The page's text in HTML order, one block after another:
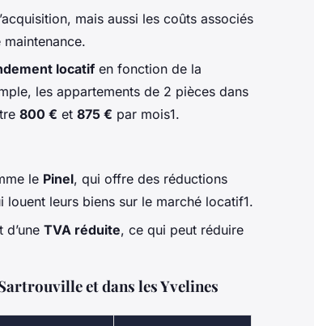
mais aussi les coûts associés
locatif en fonction de la
les appartements de 2 pièces dans
800 € et 875 € par mois1.
le Pinel, qui offre des réductions
leurs biens sur le marché locatif1.
TVA réduite, ce qui peut réduire
et dans les Yvelines